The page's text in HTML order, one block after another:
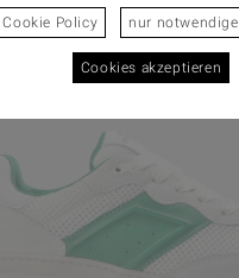
Cookie Policy nur
Cookies akzeptieren